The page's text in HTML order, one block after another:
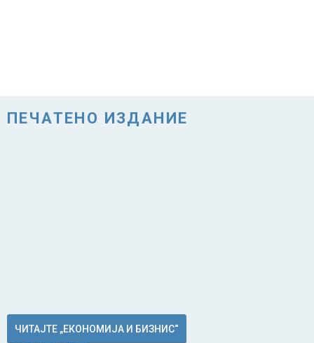
ПЕЧАТЕНО ИЗДАНИЕ
ЧИТАЈТЕ „ЕКОНОМИЈА И БИЗНИС“